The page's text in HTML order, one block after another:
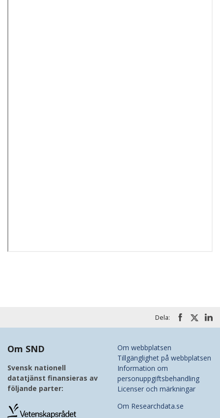
Dela:
Om SND
Svensk nationell
datatjänst finansieras av
följande parter:
Om webbplatsen
Tillgänglighet på webbplatsen
Information om
personuppgiftsbehandling
Licenser och märkningar
Om Researchdata.se